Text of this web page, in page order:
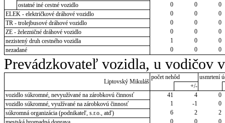
ostatné iné cestné vozidlo
0 0
0
ELEK - električkové dráhové vozidlo
0 0
0
TR - trolejbusové dráhové vozidlo
0 0
0
ZE - železničné dráhové vozidlo
0 0
0
nezistený druh cestného vozidla
1 0
0
nezadané
0 0 0
Prevádzkovateľ vozidla, u vodičov
Liptovský Mikuláš
počet nehôd
usmrtení
+/-
vozidlo súkromné, nevyužívané na zárobkovú činnosť
41 4
0
vozidlo súkromné, využívané na zárobkovú činnosť
1 -1
0
súkromná organizácia (podnikateľ, s.r.o., atď)
6 2
2
0 0
0